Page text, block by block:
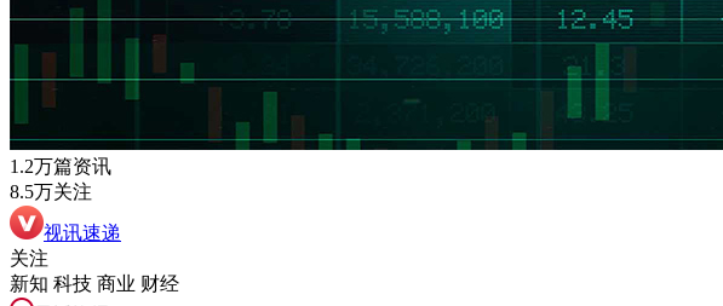
1.2万篇资讯
8.5万关注
视讯速递
关注
新知 科技 商业 财经